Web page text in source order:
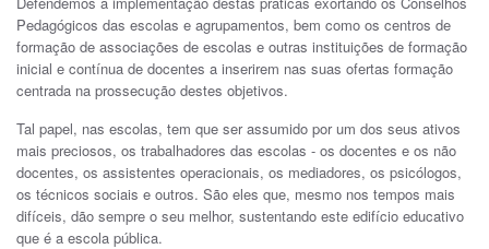
Pedagógicos das escolas e agrupamentos, bem como os centros de
formação de associações de escolas e outras instituições de formação
inicial e contínua de docentes a inserirem nas suas ofertas formação
centrada na prossecução destes objetivos.
Tal papel, nas escolas, tem que ser assumido por um dos seus ativos
mais preciosos, os trabalhadores das escolas - os docentes e os não
docentes, os assistentes operacionais, os mediadores, os psicólogos,
os técnicos sociais e outros. São eles que, mesmo nos tempos mais
difíceis, dão sempre o seu melhor, sustentando este edifício educativo
que é a escola pública.